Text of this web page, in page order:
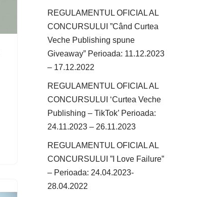
REGULAMENTUL OFICIAL AL
CONCURSULUI ”Când Curtea
Veche Publishing spune
Giveaway” Perioada: 11.12.2023
– 17.12.2022
REGULAMENTUL OFICIAL AL
CONCURSULUI ‘Curtea Veche
Publishing – TikTok’ Perioada:
24.11.2023 – 26.11.2023
REGULAMENTUL OFICIAL AL
CONCURSULUI ”I Love Failure”
– Perioada: 24.04.2023-
28.04.2022